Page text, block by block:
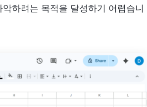
하려는 목적을 달성하기 어렵습니